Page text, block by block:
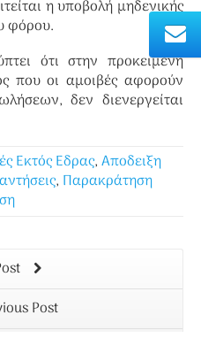
η υποβολή μηδενικής
φόρου.
ότι στην προκειμένη
που οι αμοιβές αφορούν
δεν διενεργείται
Εκτός Εδρας,Αποδειξη
, Παρακράτηση
Post